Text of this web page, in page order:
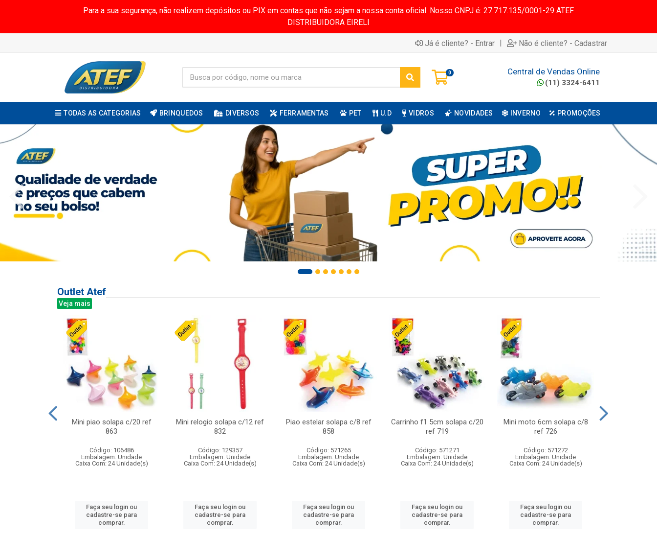
Para a sua segurança, não realizem depósitos ou PIX em contas que não sejam a nossa conta oficial. Nosso CNPJ é: 27.717.135/0001-29 ATEF
DISTRIBUIDORA EIRELI
Já é cliente? - Entrar | Não é cliente? - Cadastrar
0 Central de Vendas Online
(11) 3324-6411
TODAS AS CATEGORIAS BRINQUEDOS DIVERSOS FERRAMENTAS PET U.D VIDROS NOVIDADES INVERNO PROMOÇÕES
Outlet Atef
Veja mais
Mini piao solapa c/20 ref
863
Código: 106486
Embalagem: Unidade
Caixa Com: 24 Unidade(s)
Faça seu login ou
cadastre-se para
comprar.
Mini relogio solapa c/12 ref
832
Código: 129357
Embalagem: Unidade
Caixa Com: 24 Unidade(s)
Faça seu login ou
cadastre-se para
comprar.
Piao estelar solapa c/8 ref
858
Código: 571265
Embalagem: Unidade
Caixa Com: 24 Unidade(s)
Faça seu login ou
cadastre-se para
comprar.
Carrinho f1 5cm solapa c/20
ref 719
Código: 571271
Embalagem: Unidade
Caixa Com: 24 Unidade(s)
Faça seu login ou
cadastre-se para
comprar.
Mini moto 6cm solapa c/8
ref 726
Código: 571272
Embalagem: Unidade
Caixa Com: 24 Unidade(s)
Faça seu login ou
cadastre-se para
comprar.